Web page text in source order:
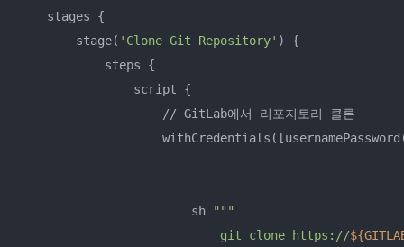
    stages {
        stage(
'Clone Git Repository' ) {
            steps {
                script {
                    // GitLab에서 리포지토리 클론
                        sh
"" "
                            git clone https://